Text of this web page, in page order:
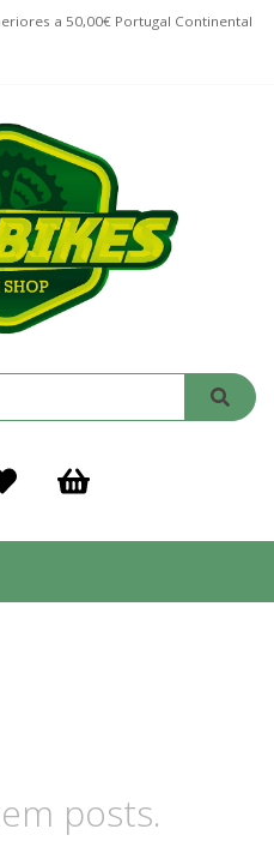
a 50,00€ Portugal Continental
posts.